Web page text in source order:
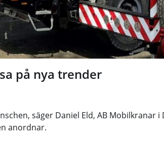
på nya trender
säger Daniel Eld, AB Mobilkranar
anordnar.